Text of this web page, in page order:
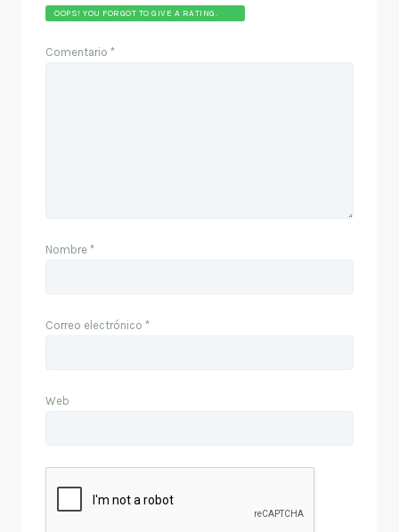
OOPS! YOU FORGOT TO GIVE A RATING.
Comentario *
Nombre *
Correo electrónico *
Web